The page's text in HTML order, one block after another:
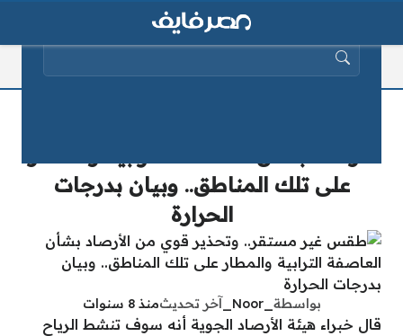
على تلك المناطق.. وبيان بدرجات
الحرارة
بواسطة _Noor_ آخر تحديثمنذ 8 سنوات
قال خبراء هيئة الأرصاد الجوية أنه سوف تنشط الرياح
البحث عن: